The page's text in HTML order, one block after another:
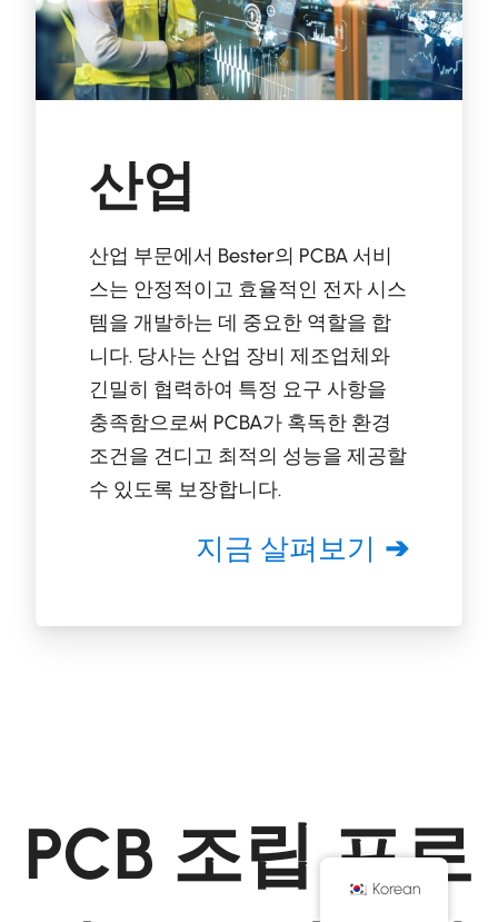
산업
산업 부문에서 Bester의 PCBA 서비
스는 안정적이고 효율적인 전자 시스
템을 개발하는 데 중요한 역할을 합
니다. 당사는 산업 장비 제조업체와
긴밀히 협력하여 특정 요구 사항을
충족함으로써 PCBA가 혹독한 환경
조건을 견디고 최적의 성능을 제공할
수 있도록 보장합니다.
지금 살펴보기
PCB 조립 프로
Korean